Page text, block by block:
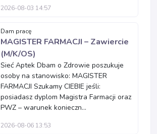
2026-08-03 14:57
Dam pracę
MAGISTER FARMACJI – Zawiercie
(M/K/OS)
Sieć Aptek Dbam o Zdrowie poszukuje
osoby na stanowisko: MAGISTER
FARMACJI Szukamy CIEBIE jeśli:
posiadasz dyplom Magistra Farmacji oraz
PWZ – warunek konieczn...
2026-08-06 13:53